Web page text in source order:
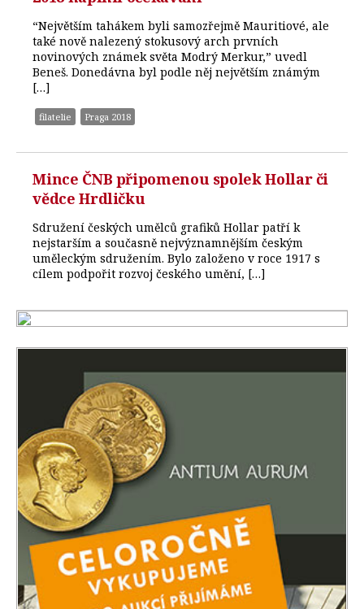
“Největším tahákem byli samozřejmě Mauritiové, ale
také nově nalezený stokusový arch prvních
novinových známek světa Modrý Merkur,” uvedl
Beneš. Donedávna byl podle něj největším známým
[…]
filatelie Praga 2018
Mince ČNB připomenou spolek Hollar či
vědce Hrdličku
Sdružení českých umělců grafiků Hollar patří k
nejstarším a současně nejvýznamnějším českým
uměleckým sdružením. Bylo založeno v roce 1917 s
cílem podpořit rozvoj českého umění, […]